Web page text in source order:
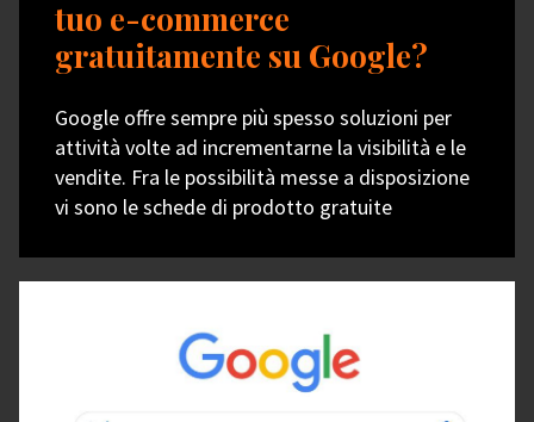
tuo e-commerce
gratuitamente su Google?
Google offre sempre più spesso soluzioni per
attività volte ad incrementarne la visibilità e le
vendite. Fra le possibilità messe a disposizione
vi sono le schede di prodotto gratuite